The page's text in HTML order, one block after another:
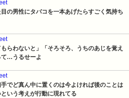
の男性にタバコを一本あげたらすごく気持ち
らわないと」「そろそろ、うちのあじを覚え
て…うるせーよ
でど真ん中に置くのは今よければ後のことは
いう考えが行動に現れてる